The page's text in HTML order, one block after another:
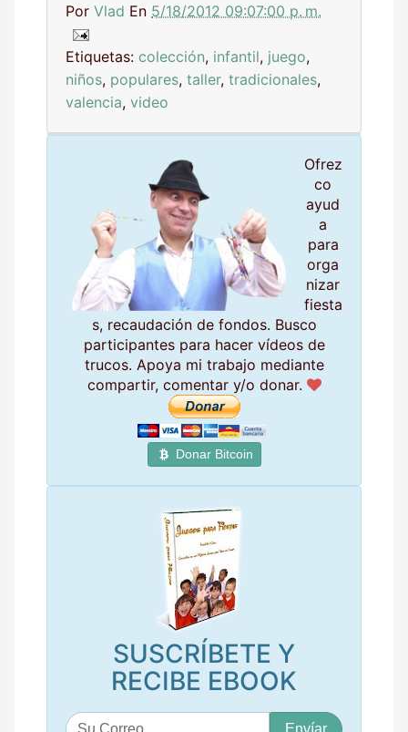
Por Vlad En 5/18/2012 09:07:00 p. m.
Etiquetas: colección, infantil, juego,
niños, populares, taller, tradicionales,
valencia, video
Ofrez
co
ayud
a
para
orga
nizar
fiesta
s, recaudación de fondos. Busco
participantes para hacer vídeos de
trucos. Apoya mi trabajo mediante
compartir, comentar y/o donar.
Donar Bitcoin
SUSCRÍBETE Y
RECIBE EBOOK